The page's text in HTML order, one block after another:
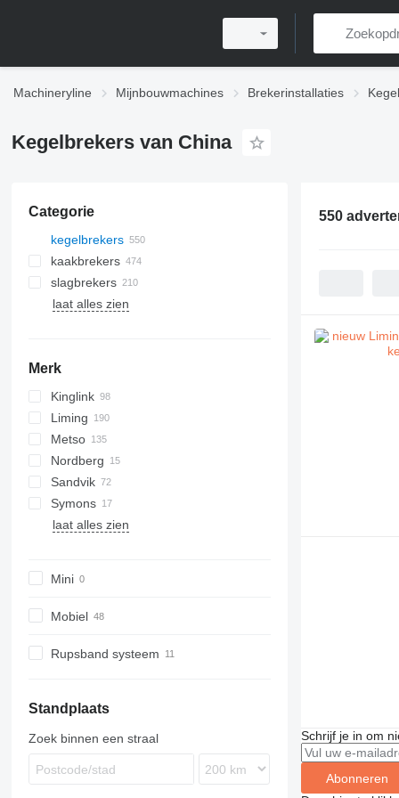
Machineryline Mijnbouwmachines Brekerinstallaties
Kegelbrekers van China
Categorie
kegelbrekers
kaakbrekers
slagbrekers
horizontale slagbrekers
bal molens
laat alles zien
Merk
Kinglink
KL
PE
BR
Liming
CI5X-Series
CSB-Series
HPT-Series
HST-Series
KF-Series
Metso
Nordberg
Nordberg
C-series
Sandvik
CH
QH
Symons
laat alles zien
Mini
Mobiel
Rupsband systeem
Standplaats
Zoek binnen een straal
550
Schrijf je in om
Abonneren